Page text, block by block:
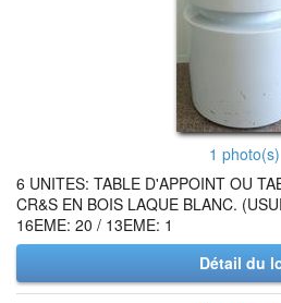
1 photo(s)
6 UNITES: TABLE D'APPOINT OU
CR&S EN BOIS LAQUE BLANC.
16EME: 20 / 13EME: 1
Détail du